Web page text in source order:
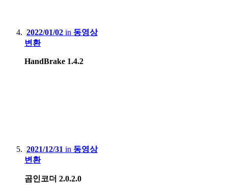
2022/01/02 in 동영상
변환
HandBrake 1.4.2
2021/12/31 in 동영상
변환
곰인코더 2.0.2.0